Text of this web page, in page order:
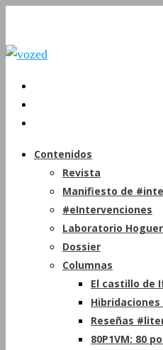
Contenidos
Revista
Manifiesto de
#eIntervenciones
Laboratorio
Dossier
Columnas
El castillo de
Reseñas
80P1VM: 80